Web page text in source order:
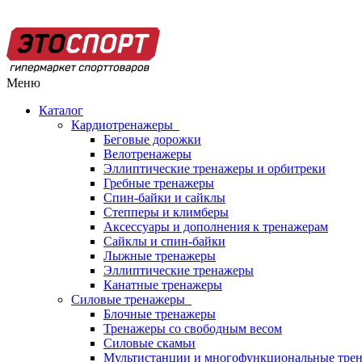
Меню
Каталог
Кардиотренажеры
Беговые дорожки
Велотренажеры
Эллиптические тренажеры и орбитреки
Гребные тренажеры
Спин-байки и сайклы
Степперы и климберы
Аксессуары и дополнения к тренажерам
Сайклы и спин-байки
Лыжные тренажеры
Эллиптические тренажеры
Канатные тренажеры
Силовые тренажеры
Блочные тренажеры
Тренажеры со свободным весом
Силовые скамьи
Мультистанции и многофункциональные